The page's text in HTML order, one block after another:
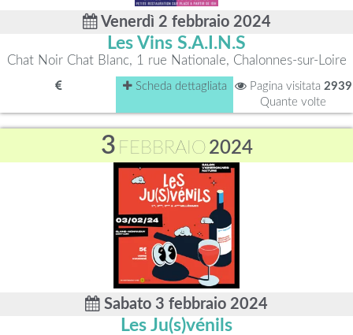
Venerdì 2 febbraio 2024
Les Vins S.A.I.N.S
Chat Noir Chat Blanc, 1 rue Nationale, Chalonnes-sur-Loire
Scheda dettagliata Pagina visitata 2939
Quante volte
3 FEBBRAIO 2024
Sabato 3 febbraio 2024
Les Ju(s)vénils